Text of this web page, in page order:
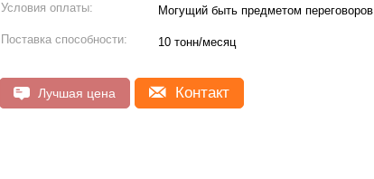
Условия оплаты: Могущий быть предметом переговоров
Поставка способности: 10 тонн/месяц
Лучшая цена Контакт